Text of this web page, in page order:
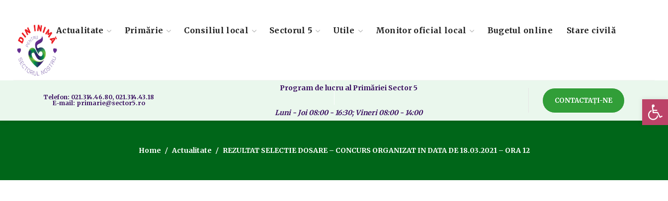
Actualitate Primărie Consiliul local Sectorul 5 Utile Monitor oficial local Bugetul online Stare civilă
Telefon: 021.314.46.80, 021.314.43.18
E-mail: primarie@sector5.ro
Program de lucru al Primăriei Sector 5
Luni - Joi 08:00 - 16:30; Vineri 08:00 - 14:00
CONTACTAȚI-NE
Home Actualitate REZULTAT SELECTIE DOSARE – CONCURS ORGANIZAT IN DATA DE 18.03.2021 – ORA 12